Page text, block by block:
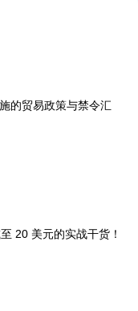
的贸易政策与禁令汇
20 美元的实战干货！